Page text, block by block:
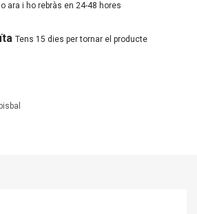
ara i ho rebràs en 24-48 hores
Tens 15 dies per tornar el producte